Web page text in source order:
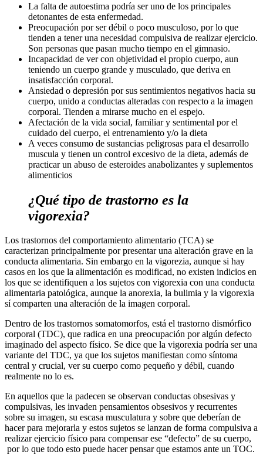
La falta de autoestima podría ser uno de los principales
detonantes de esta enfermedad.
Preocupación por ser débil o poco musculoso, por lo que
tienden a tener una necesidad compulsiva de realizar ejercicio.
Son personas que pasan mucho tiempo en el gimnasio.
Incapacidad de ver con objetividad el propio cuerpo, aun
teniendo un cuerpo grande y musculado, que deriva en
insatisfacción corporal.
Ansiedad o depresión por sus sentimientos negativos hacia su
cuerpo, unido a conductas alteradas con respecto a la imagen
corporal. Tienden a mirarse mucho en el espejo.
Afectación de la vida social, familiar y sentimental por el
cuidado del cuerpo, el entrenamiento y/o la dieta
A veces consumo de sustancias peligrosas para el desarrollo
muscula y tienen un control excesivo de la dieta, además de
practicar un abuso de esteroides anabolizantes y suplementos
alimenticios
¿Qué tipo de trastorno es la
vigorexia?
Los trastornos del comportamiento alimentario (TCA) se
caracterizan principalmente por presentar una alteración grave en la
conducta alimentaria. Sin embargo en la vigorezia, aunque si hay
casos en los que la alimentación es modificad, no existen indicios en
los que se identifiquen a los sujetos con vigorexia con una conducta
alimentaria patológica, aunque la anorexia, la bulimia y la vigorexia
sí comparten una alteración de la imagen corporal.
Dentro de los trastornos somatomorfos, está el trastorno dismórfico
corporal (TDC), que radica en una preocupación por algún defecto
imaginado del aspecto físico. Se dice que la vigorexia podría ser una
variante del TDC, ya que los sujetos manifiestan como síntoma
central y crucial, ver su cuerpo como pequeño y débil, cuando
realmente no lo es.
En aquellos que la padecen se observan conductas obsesivas y
compulsivas, les invaden pensamientos obsesivos y recurrentes
sobre su imagen, su escasa musculatura y sobre que deberían de
hacer para mejorarla y estos sujetos se lanzan de forma compulsiva a
realizar ejercicio físico para compensar ese “defecto” de su cuerpo,
por lo que todo esto puede hacer pensar que estamos ante un TOC.